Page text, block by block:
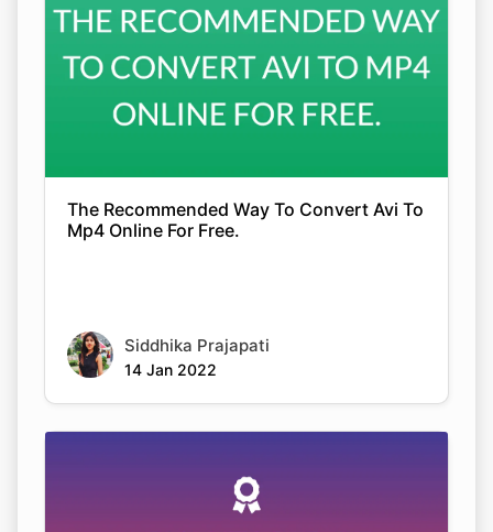
The Recommended Way To Convert Avi To
Mp4 Online For Free.
Siddhika Prajapati
14 Jan 2022